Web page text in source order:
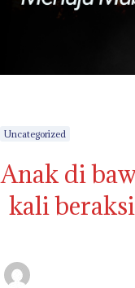
Uncategorized
Anak di
kali